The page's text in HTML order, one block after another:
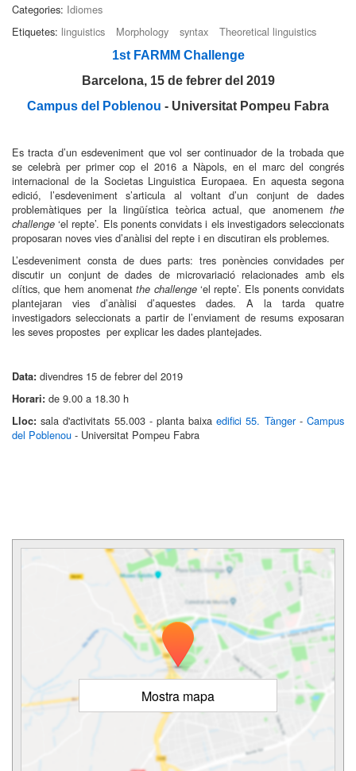
Categories: Idiomes
Etiquetes: linguistics Morphology syntax Theoretical linguistics
1st FARMM Challenge
Barcelona, 15 de febrer del 2019
Campus del Poblenou - Universitat Pompeu Fabra
Es tracta d’un esdeveniment que vol ser continuador de la trobada que
se celebrà per primer cop el 2016 a Nàpols, en el marc del congrés
internacional de la Societas Linguistica Europaea. En aquesta segona
edició, l’esdeveniment s’articula al voltant d’un conjunt de dades
problemàtiques per la lingüística teòrica actual, que anomenem the
challenge ‘el repte’. Els ponents convidats i els investigadors seleccionats
proposaran noves vies d’anàlisi del repte i en discutiran els problemes.
L’esdeveniment consta de dues parts: tres ponències convidades per
discutir un conjunt de dades de microvariació relacionades amb els
clítics, que hem anomenatthe challenge ‘el repte’. Els ponents convidats
plantejaran vies d’anàlisi d’aquestes dades. A la tarda quatre
investigadors seleccionats a partir de l’enviament de resums exposaran
les seves propostes per explicar les dades plantejades.
Data: divendres 15 de febrer del 2019
Horari: de 9.00 a 18.30 h
Lloc: sala d'activitats 55.003 - planta baixaedifici 55. Tànger-Campus
del Poblenou - Universitat Pompeu Fabra
Mostra mapa